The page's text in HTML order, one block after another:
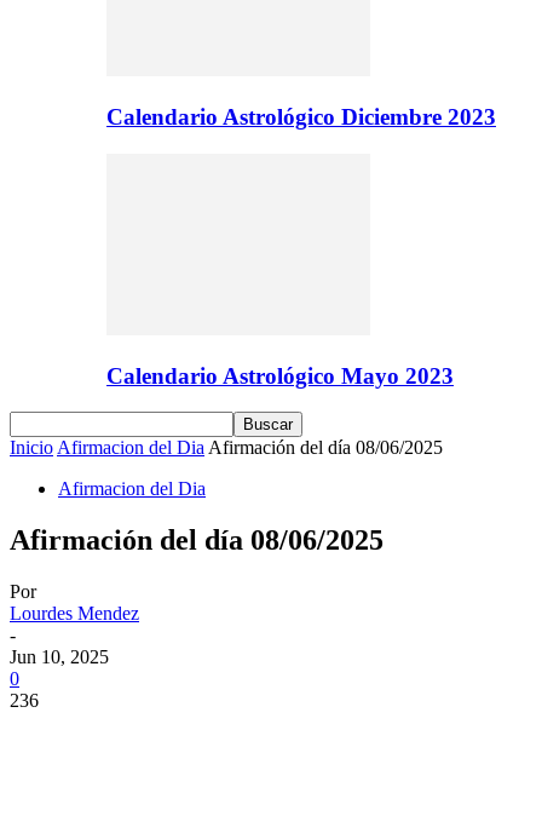
Calendario Astrológico Diciembre 2023
Calendario Astrológico Mayo 2023
Inicio Afirmacion del Dia Afirmación del día 08/06/2025
Afirmacion del Dia
Afirmación del día 08/06/2025
Por
Lourdes Mendez
-
Jun 10, 2025
0
236